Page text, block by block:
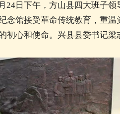
日下午，方山县四大班子领
念馆接受革命传统教育，重温
初心和使命。兴县县委书记梁